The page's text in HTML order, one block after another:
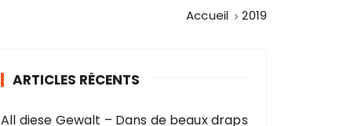
Accueil 2019
ARTICLES RÉCENTS
All diese Gewalt – Dans de beaux draps